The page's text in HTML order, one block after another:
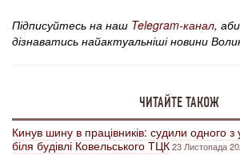
Підписуйтесь на наш Telegram-канал,
дізнаватись найактуальніші новини
ЧИТАЙТЕ ТАКОЖ
Кинув шину в працівників: судили одного з
біля будівлі Ковельського ТЦК23 Листопада